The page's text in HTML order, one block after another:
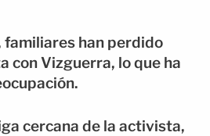
familiares han perdido
con Vizguerra, lo que ha
cercana de la activista,